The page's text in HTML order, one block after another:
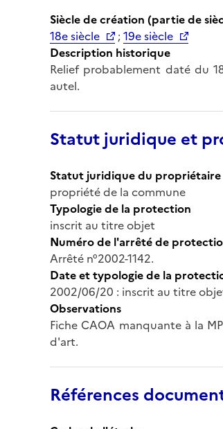
Siècle de création (partie de
18e siècle
;19e siècle
Description historique
Relief probablement daté du
autel.
Statut juridique et
Statut juridique du propriétaire
propriété de la commune
Typologie de la protection
inscrit au titre objet
Numéro de l'arrêté de
Arrêté n°2002-1142.
Date et typologie de la
2002/06/20 : inscrit au titre
Observations
Fiche CAOA manquante à la
d'art.
Références